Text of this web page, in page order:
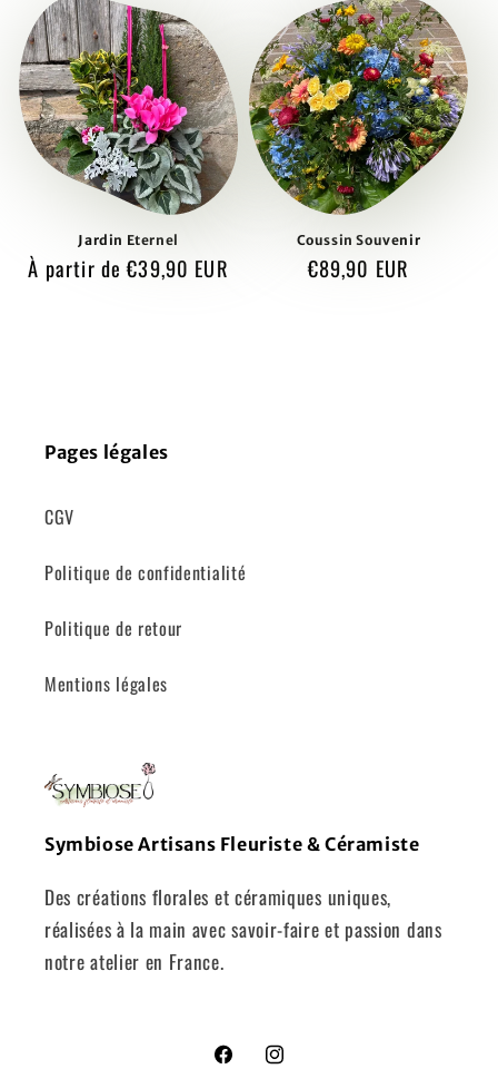
Jardin Eternel
Prix
À partir de €39,90 EUR
Coussin Souvenir
Prix
€89,90 EUR
Pages légales
CGV
Politique de confidentialité
Politique de retour
Mentions légales
Symbiose Artisans Fleuriste & Céramiste
Des créations florales et céramiques uniques,
réalisées à la main avec savoir-faire et passion dans
notre atelier en France.